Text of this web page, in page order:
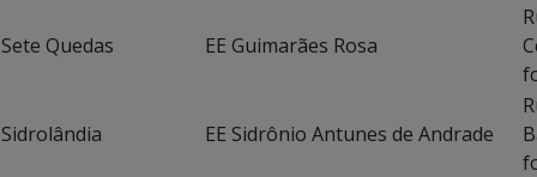
Sete Quedas EE Guimarães Rosa
Sidrolândia EE Sidrônio Antunes de Andrade